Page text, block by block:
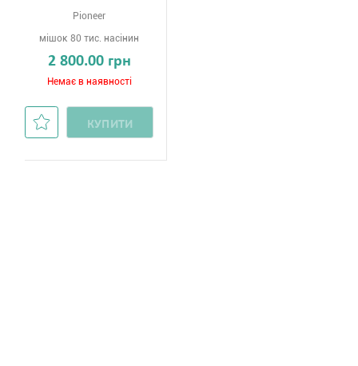
Pioneer
мішок 80 тис. насінин
2 800.00 грн
Немає в наявності
КУПИТИ